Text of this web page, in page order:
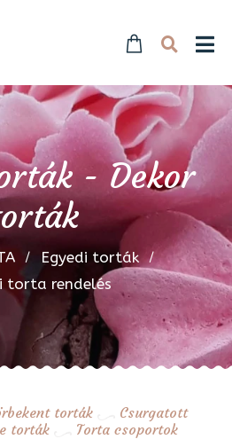
- Dekor
Egyedi torták
torta rendelés
torták
Csurgatott
torták Torta csoportok